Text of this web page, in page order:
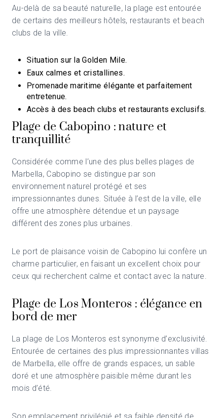
Au-delà de sa beauté naturelle, la plage est entourée
de certains des meilleurs hôtels, restaurants et beach
clubs de la ville.
Situation sur la Golden Mile.
Eaux calmes et cristallines.
Promenade maritime élégante et parfaitement
entretenue.
Accès à des beach clubs et restaurants exclusifs.
Plage de Cabopino : nature et
tranquillité
Considérée comme l’une des plus belles plages de
Marbella, Cabopino se distingue par son
environnement naturel protégé et ses
impressionnantes dunes. Située à l’est de la ville, elle
offre une atmosphère détendue et un paysage
différent des zones plus urbaines.
Le port de plaisance voisin de Cabopino lui confère un
charme particulier, en faisant un excellent choix pour
ceux qui recherchent calme et contact avec la nature.
Plage de Los Monteros : élégance en
bord de mer
La plage de Los Monteros est synonyme d’exclusivité.
Entourée de certaines des plus impressionnantes villas
de Marbella, elle offre de grands espaces, un sable
doré et une atmosphère paisible même durant les
mois d’été.